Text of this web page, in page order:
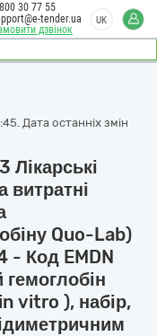
дзвінок
30 77 55
tender.ua
UK
Дата останніх змін
витратні
Quo-Lab)
Код EMDN
vitro ), набір,